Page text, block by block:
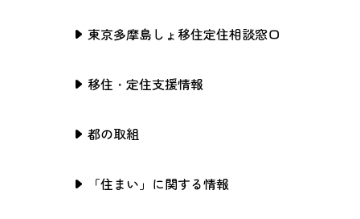
東京多摩島しょ移住定住相談窓口
移住・定住支援情報
都の取組
「住まい」に関する情報